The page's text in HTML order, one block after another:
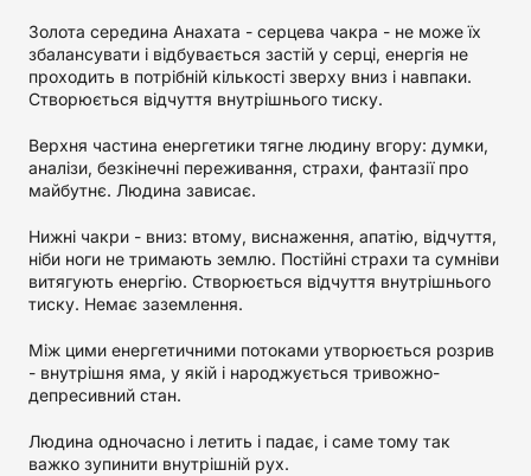
Золота середина Анахата - серцева чакра - не може їх
збалансувати і відбувається застій у серці, енергія не
проходить в потрібній кількості зверху вниз і навпаки.
Створюється відчуття внутрішнього тиску.
Верхня частина енергетики тягне людину вгору: думки,
аналізи, безкінечні переживання, страхи, фантазії про
майбутнє. Людина зависає.
Нижні чакри - вниз: втому, виснаження, апатію, відчуття,
ніби ноги не тримають землю. Постійні страхи та сумніви
витягують енергію. Створюється відчуття внутрішнього
тиску. Немає заземлення.
Між цими енергетичними потоками утворюється розрив
- внутрішня яма, у якій і народжується тривожно-
депресивний стан.
Людина одночасно і летить і падає, і саме тому так
важко зупинити внутрішній рух.